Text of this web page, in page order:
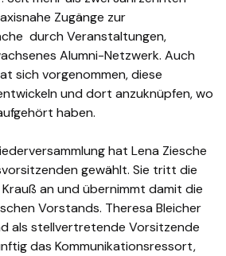
Zugänge zur
durch Veranstaltungen,
Alumni-Netzwerk. Auch
sich vorgenommen, diese
und dort anzuknüpfen, wo
haben.
hat Lena Ziesche
gewählt. Sie tritt die
an und übernimmt damit die
Vorstands. Theresa Bleicher
als stellvertretende Vorsitzende
das Kommunikationsressort,